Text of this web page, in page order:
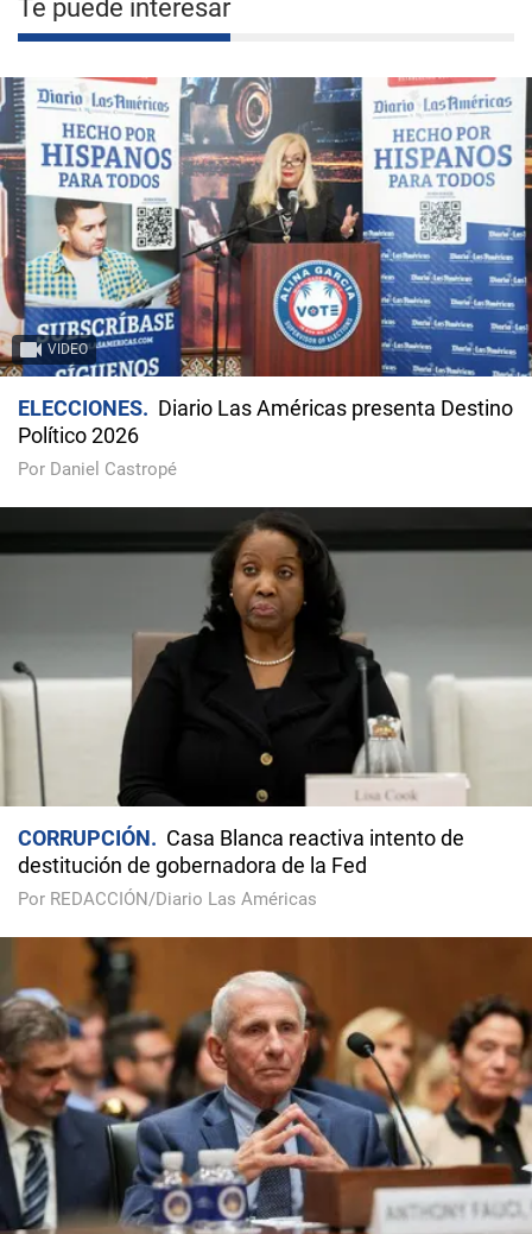
Te puede interesar
VIDEO
ELECCIONES
Diario Las Américas presenta Destino
Político 2026
Por Daniel Castropé
CORRUPCIÓN
Casa Blanca reactiva intento de
destitución de gobernadora de la Fed
Por REDACCIÓN/Diario Las Américas